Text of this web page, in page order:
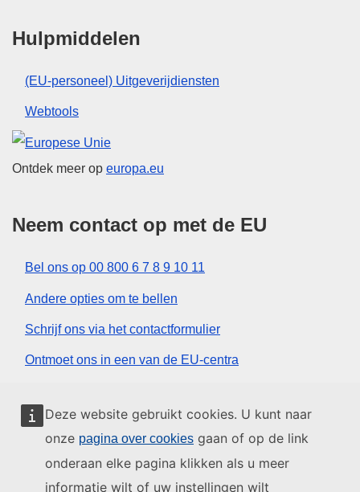
Deze website gebruikt cookies. U kunt naar
onze pagina over cookies gaan of op de link
onderaan elke pagina klikken als u meer
informatie wilt of uw instellingen wilt
Hulpmiddelen
(EU-personeel) Uitgeverijdiensten
Webtools
Europese Unie
Ontdek meer op europa.eu
Neem contact op met de EU
Bel ons op 00 800 6 7 8 9 10 11
Andere opties om te bellen
Schrijf ons via het contactformulier
Ontmoet ons in een van de EU-centra
Sociale media